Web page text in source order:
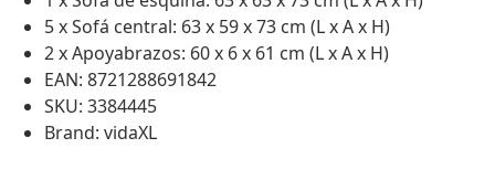
5 x Sofá central: 63 x 59 x 73 cm (L x A x H)
2 x Apoyabrazos: 60 x 6 x 61 cm (L x A x H)
EAN: 8721288691842
SKU: 3384445
Brand: vidaXL